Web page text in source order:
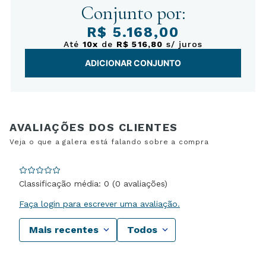
Conjunto por:
R$ 5.168,00
Até 10x de R$ 516,80 s/ juros
ADICIONAR CONJUNTO
Classificação média: 0 (0 avaliações)
Faça login para escrever uma avaliação.
Mais recentes Todos